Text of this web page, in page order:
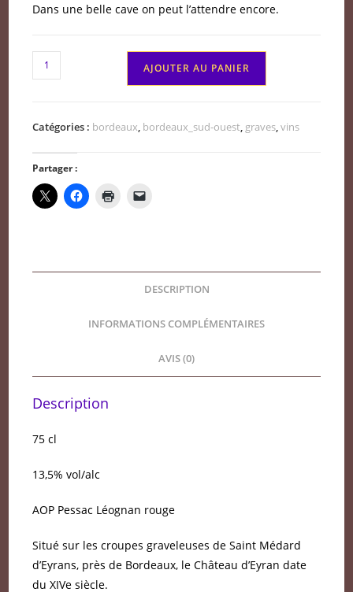
Dans une belle cave on peut l’attendre encore.
quantité
de
Eyran
AJOUTER AU PANIER
Catégories : bordeaux bordeaux_sud-ouest graves ,vins
Partager :
DESCRIPTION
INFORMATIONS COMPLÉMENTAIRES
AVIS (0)
Description
75 cl
13,5% vol/alc
AOP Pessac Léognan rouge
Situé sur les croupes graveleuses de Saint Médard
d’Eyrans, près de Bordeaux, le Château d’Eyran date
du XIVe siècle.